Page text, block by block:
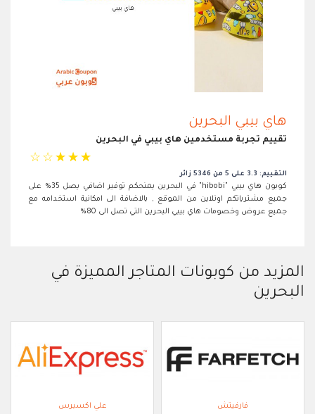
هاي بيبي البحرين
تقييم تجربة مستخدمين هاي بيبي في البحرين
☆ ☆ ☆ ☆ ☆
التقييم: 3.3 على 5 من 5346 زائر
كوبون هاي بيبي "hibobi" في البحرين يمنحكم توفير اضافي يصل 35% على
جميع مشترياتكم اونلاين من الموقع , بالاضافة الى امكانية استخدامه مع
جميع عروض وخصومات هاي بيبي البحرين التي تصل الى 80%
المزيد من كوبونات المتاجر المميزة في
البحرين
فارفيتش علي اكسبرس